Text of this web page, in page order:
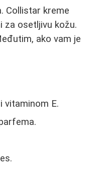
Collistar kreme
za osetljivu kožu.
ako vam je
vitaminom E.